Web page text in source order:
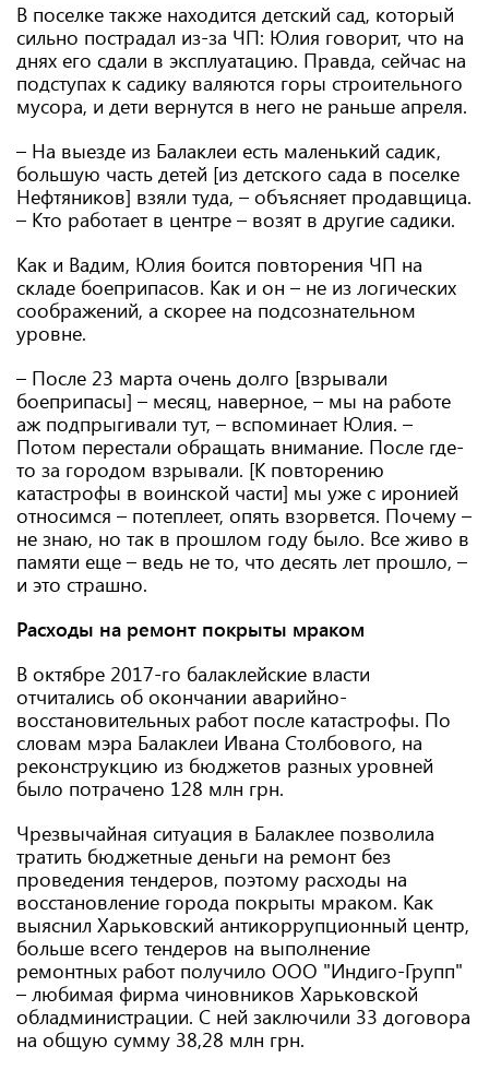
В поселке также находится детский сад, который
сильно пострадал из-за ЧП: Юлия говорит, что на
днях его сдали в эксплуатацию. Правда, сейчас на
подступах к садику валяются горы строительного
мусора, и дети вернутся в него не раньше апреля.
– На выезде из Балаклеи есть маленький садик,
большую часть детей [из детского сада в поселке
Нефтяников] взяли туда, – объясняет продавщица.
– Кто работает в центре – возят в другие садики.
Как и Вадим, Юлия боится повторения ЧП на
складе боеприпасов. Как и он – не из логических
соображений, а скорее на подсознательном
уровне.
– После 23 марта очень долго [взрывали
боеприпасы] – месяц, наверное, – мы на работе
аж подпрыгивали тут, – вспоминает Юлия. –
Потом перестали обращать внимание. После где-
то за городом взрывали. [К повторению
катастрофы в воинской части] мы уже с иронией
относимся – потеплеет, опять взорвется. Почему –
не знаю, но так в прошлом году было. Все живо в
памяти еще – ведь не то, что десять лет прошло, –
и это страшно.
Расходы на ремонт покрыты мраком
В октябре 2017-го балаклейские власти
отчитались об окончании аварийно-
восстановительных работ после катастрофы. По
словам мэра Балаклеи Ивана Столбового, на
реконструкцию из бюджетов разных уровней
было потрачено 128 млн грн.
Чрезвычайная ситуация в Балаклее позволила
тратить бюджетные деньги на ремонт без
проведения тендеров, поэтому расходы на
восстановление города покрыты мраком. Как
выяснил Харьковский антикоррупционный центр,
больше всего тендеров на выполнение
ремонтных работ получило ООО "Индиго-Групп"
– любимая фирма чиновников Харьковской
обладминистрации. С ней заключили 33 договора
на общую сумму 38,28 млн грн.